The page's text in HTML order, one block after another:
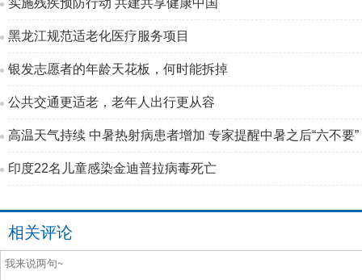
实施残疾预防行动 共建共享健康中国
黑龙江规范适老化医疗服务项目
银发志愿者的年龄天花板，何时能拆掉
公共交通更适老，老年人出行更从容
高温天气持续 中暑热射病患者增加 专家提醒中暑之后“六不要”
印度22名儿童感染金迪普拉病毒死亡
相关评论